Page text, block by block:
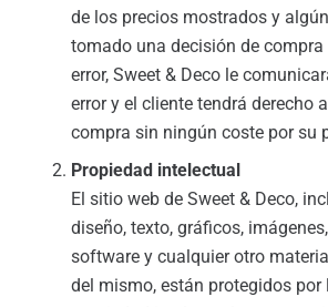
de los precios mostrados y
tomado una decisión de
error, Sweet & Deco le
error y el cliente tendrá derecho
compra sin ningún coste por su
Propiedad intelectual
El sitio web de Sweet & Deco,
diseño, texto, gráficos,
software y cualquier otro
del mismo, están protegidos por